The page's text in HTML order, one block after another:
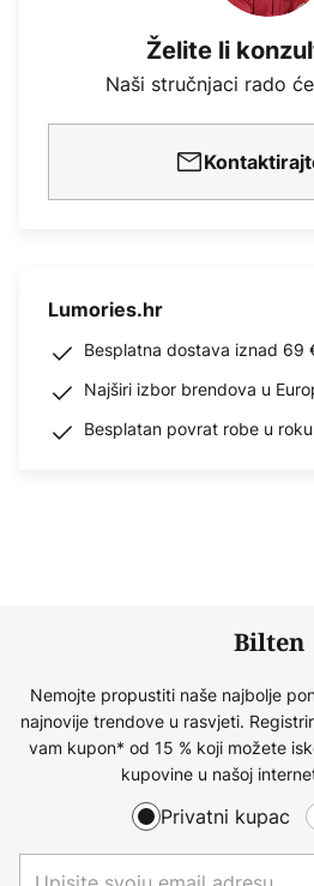
Želite li
Naši stručnjaci rado
Lumories.hr
Besplatna dostava iznad 69
Najširi izbor brendova u
Besplatan povrat robe u
Bilten
Nemojte propustiti naše najbolje
najnovije trendove u rasvjeti.
vam kupon* od 15 % koji možete
kupovine u našoj
Privatni kupac